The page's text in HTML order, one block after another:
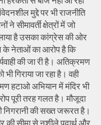
मुद्दे पर भी राजनीति
सीमावर्ती क्षेत्रों में जो
है उसका कांग्रेस की ओर
के नेताओं का आरोप है कि
की जा री है। अतिक्रमण
गिराया जा रहा है। वही
हटाओ अभियान में मंदिर भी
पूरी तरह गलत है। मौजूदा
निगरानी की सख्त जरूरत है।